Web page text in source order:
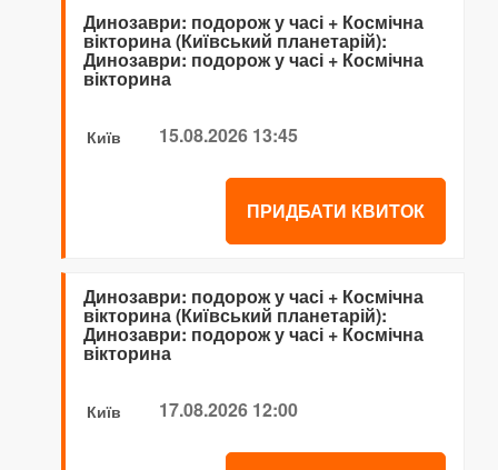
Динозаври: подорож у часі + Космічна
вікторина (Київський планетарій):
Динозаври: подорож у часі + Космічна
вікторина
Київ 15.08.2026 13:45
ПРИДБАТИ КВИТОК
Динозаври: подорож у часі + Космічна
вікторина (Київський планетарій):
Динозаври: подорож у часі + Космічна
вікторина
Київ 17.08.2026 12:00